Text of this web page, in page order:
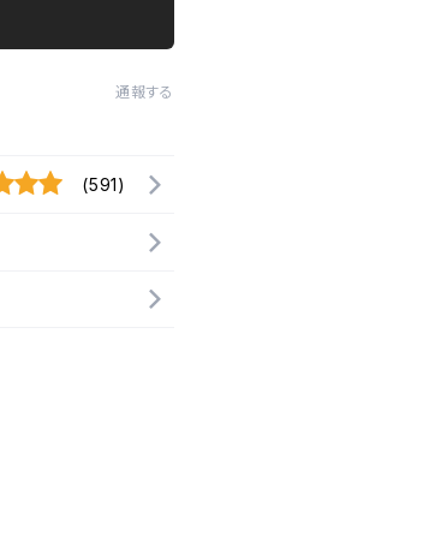
通報する
(591)